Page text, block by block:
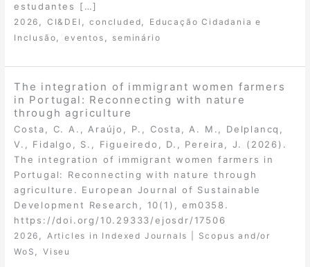
estudantes […]
2026 CI&DEI ,concluded
Educação Cidadania e
Inclusão
,eventos seminário
The integration of immigrant women farmers
in Portugal: Reconnecting with nature
through agriculture
Costa, C. A., Araújo, P., Costa, A. M., Delplancq,
V., Fidalgo, S., Figueiredo, D., Pereira, J. (2026).
The integration of immigrant women farmers in
Portugal: Reconnecting with nature through
agriculture. European Journal of Sustainable
Development Research, 10(1), em0358.
https://doi.org/10.29333/ejosdr/17506
2026 , Articles in Indexed Journals | Scopus and/or
WoS ,Viseu